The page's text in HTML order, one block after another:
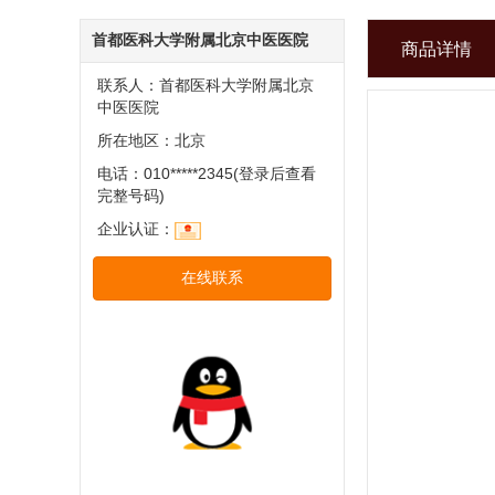
首都医科大学附属北京中医医院
联系人：首都医科大学附属北京
中医医院
所在地区：北京
电话：010*****2345(登录后查看
完整号码)
企业认证：
在线联系
商品详情